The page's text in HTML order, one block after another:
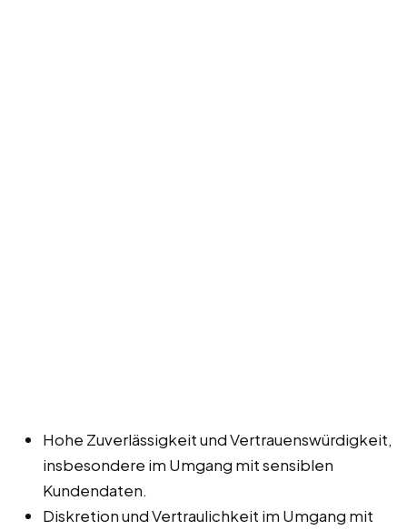
Hohe Zuverlässigkeit und Vertrauenswürdigkeit,
insbesondere im Umgang mit sensiblen
Kundendaten.
Diskretion und Vertraulichkeit im Umgang mit